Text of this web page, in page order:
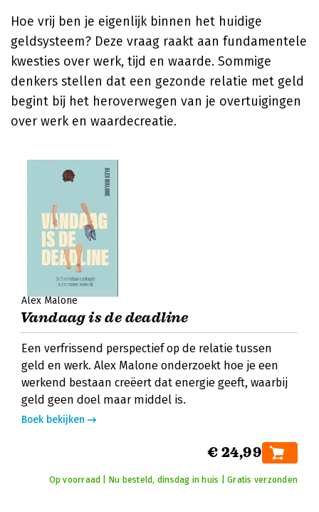
Hoe vrij ben je eigenlijk binnen het huidige
geldsysteem? Deze vraag raakt aan fundamentele
kwesties over werk, tijd en waarde. Sommige
denkers stellen dat een gezonde relatie met geld
begint bij het heroverwegen van je overtuigingen
over werk en waardecreatie.
Alex Malone
Vandaag is de deadline
Een verfrissend perspectief op de relatie tussen
geld en werk. Alex Malone onderzoekt hoe je een
werkend bestaan creëert dat energie geeft, waarbij
geld geen doel maar middel is.
Boek bekijken
€ 24,99
Op voorraad | Nu besteld, dinsdag in huis | Gratis verzonden